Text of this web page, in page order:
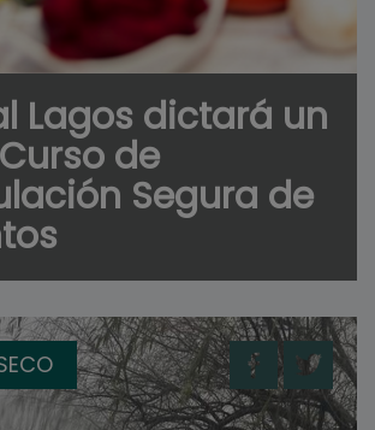
Lagos dictará un
de
Segura de